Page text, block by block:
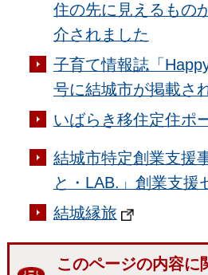
住の先に見えるもの
介されました
子育て情報誌「
号に結城市が掲載さ
いばらき移住定住ポ
結城市特定創業支援
と・LAB.」創業支援
結城縁旅
このページの内容に